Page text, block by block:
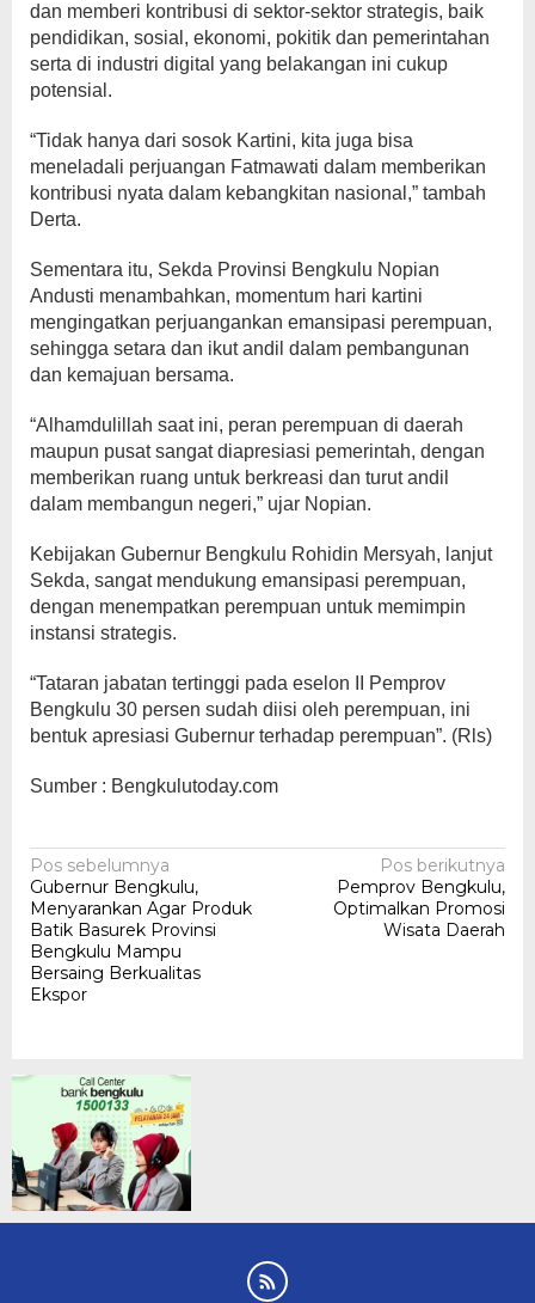
dan memberi kontribusi di sektor-sektor strategis, baik
pendidikan, sosial, ekonomi, pokitik dan pemerintahan
serta di industri digital yang belakangan ini cukup
potensial.
“Tidak hanya dari sosok Kartini, kita juga bisa
meneladali perjuangan Fatmawati dalam memberikan
kontribusi nyata dalam kebangkitan nasional,” tambah
Derta.
Sementara itu, Sekda Provinsi Bengkulu Nopian
Andusti menambahkan, momentum hari kartini
mengingatkan perjuangankan emansipasi perempuan,
sehingga setara dan ikut andil dalam pembangunan
dan kemajuan bersama.
“Alhamdulillah saat ini, peran perempuan di daerah
maupun pusat sangat diapresiasi pemerintah, dengan
memberikan ruang untuk berkreasi dan turut andil
dalam membangun negeri,” ujar Nopian.
Kebijakan Gubernur Bengkulu Rohidin Mersyah, lanjut
Sekda, sangat mendukung emansipasi perempuan,
dengan menempatkan perempuan untuk memimpin
instansi strategis.
“Tataran jabatan tertinggi pada eselon II Pemprov
Bengkulu 30 persen sudah diisi oleh perempuan, ini
bentuk apresiasi Gubernur terhadap perempuan”. (Rls)
Sumber : Bengkulutoday.com
Navigasi
pos
Pos sebelumnya
Gubernur Bengkulu,
Menyarankan Agar Produk
Batik Basurek Provinsi
Bengkulu Mampu
Bersaing Berkualitas
Ekspor
Pos berikutnya
Pemprov Bengkulu,
Optimalkan Promosi
Wisata Daerah